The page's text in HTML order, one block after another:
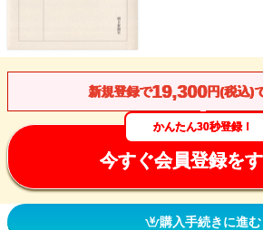
新規登録で19,300円(税込)
かんたん30秒登録！
今すぐ会員登録を
購入手続きに進む